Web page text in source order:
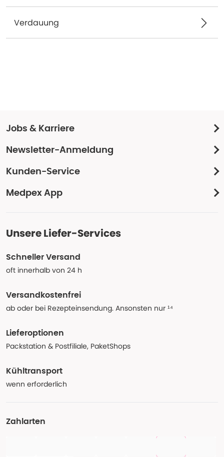
Verdauung
Jobs & Karriere
Newsletter-Anmeldung
Kunden-Service
Medpex App
Unsere Liefer-Services
Schneller Versand
oft innerhalb von 24 h
Versandkostenfrei
ab oder bei Rezepteinsendung. Ansonsten nur ¹⁴
Lieferoptionen
Packstation & Postfiliale, PaketShops
Kühltransport
wenn erforderlich
Zahlarten